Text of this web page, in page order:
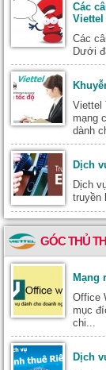
Các
Viettel
Các
Dưới
Viettel
mạng
dành
Dịch
Dịch
truyền
GÓC THỦ
Mạng
Office
mục
chi...
Dịch